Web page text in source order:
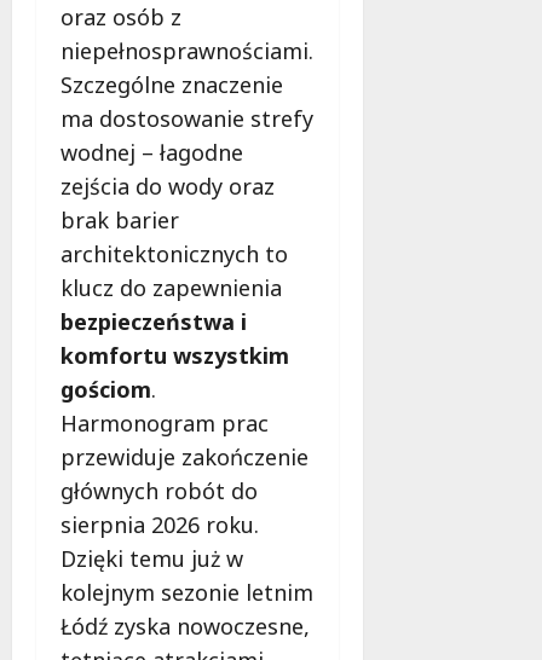
oraz osób z
niepełnosprawnościami.
Szczególne znaczenie
ma dostosowanie strefy
wodnej – łagodne
zejścia do wody oraz
brak barier
architektonicznych to
klucz do zapewnienia
bezpieczeństwa i
komfortu wszystkim
gościom.
Harmonogram prac
przewiduje zakończenie
głównych robót do
sierpnia 2026 roku.
Dzięki temu już w
kolejnym sezonie letnim
Łódź zyska nowoczesne,